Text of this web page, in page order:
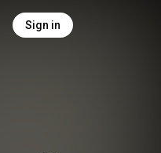
Sign in